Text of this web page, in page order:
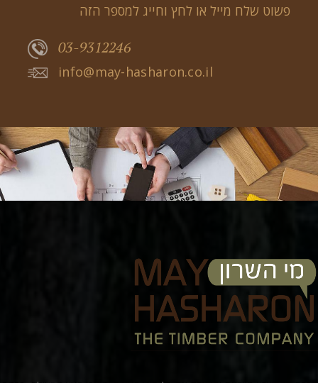
פשוט שלח מייל או לחץ וחייג למספר הזה
03-9312246
info@may-hasharon.co.il